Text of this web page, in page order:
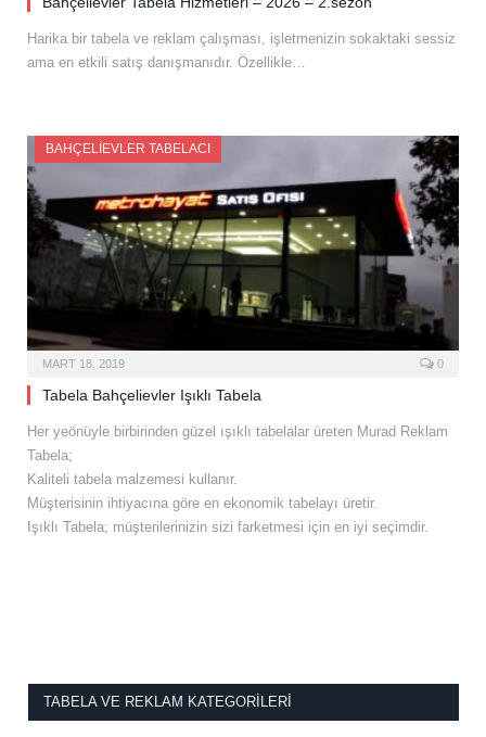
Harika bir tabela ve reklam çalışması, işletmenizin sokaktaki sessiz
ama en etkili satış danışmanıdır. Özellikle…
BAHÇELIEVLER TABELACI
MART 18, 2019 0
Tabela Bahçelievler Işıklı Tabela
Her yeönüyle birbirinden güzel ışıklı tabelalar üreten Murad Reklam
Tabela;
Kaliteli tabela malzemesi kullanır.
Müşterisinin ihtiyacına göre en ekonomik tabelayı üretir.
Işıklı Tabela; müşterilerinizin sizi farketmesi için en iyi seçimdir.
TABELA VE REKLAM KATEGORILERI